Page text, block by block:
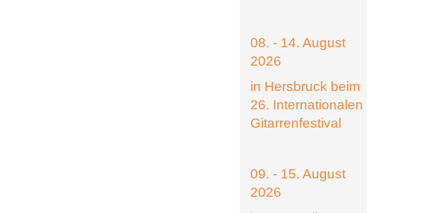
08. - 14. August
2026
in Hersbruck beim
26. Internationalen
Gitarrenfestival
09. - 15. August
2026